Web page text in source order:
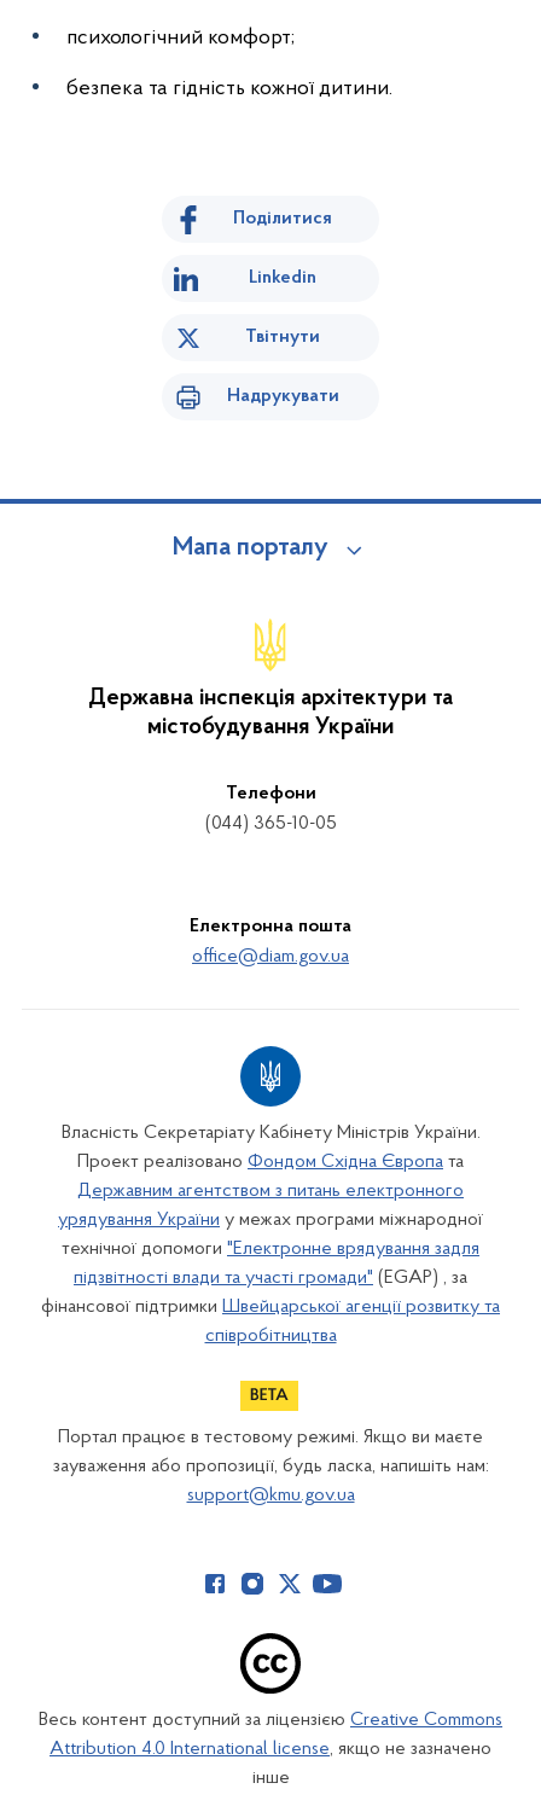
психологічний комфорт;
безпека та гідність кожної дитини.
Поділитися
Linkedin
Твітнути
Надрукувати
Мапа порталу
Державна інспекція архітектури та
містобудування України
Телефони
(044) 365-10-05
Електронна пошта
office@diam.gov.ua
Власність Секретаріату Кабінету Міністрів України.
Проект реалізовано Фондом Східна Європа та
Державним агентством з питань електронного
урядування України у межах програми міжнародної
технічної допомоги "Електронне врядування задля
підзвітності влади та участі громади" (EGAP) , за
фінансової підтримки Швейцарської агенції розвитку та
співробітництва
Портал працює в тестовому режимі. Якщо ви маєте
зауваження або пропозиції, будь ласка, напишіть нам:
support@kmu.gov.ua
Весь контент доступний за ліцензією Creative Commons
Attribution 4.0 International license, якщо не зазначено
інше